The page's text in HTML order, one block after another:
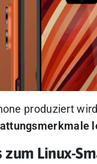
produziert
Linux-